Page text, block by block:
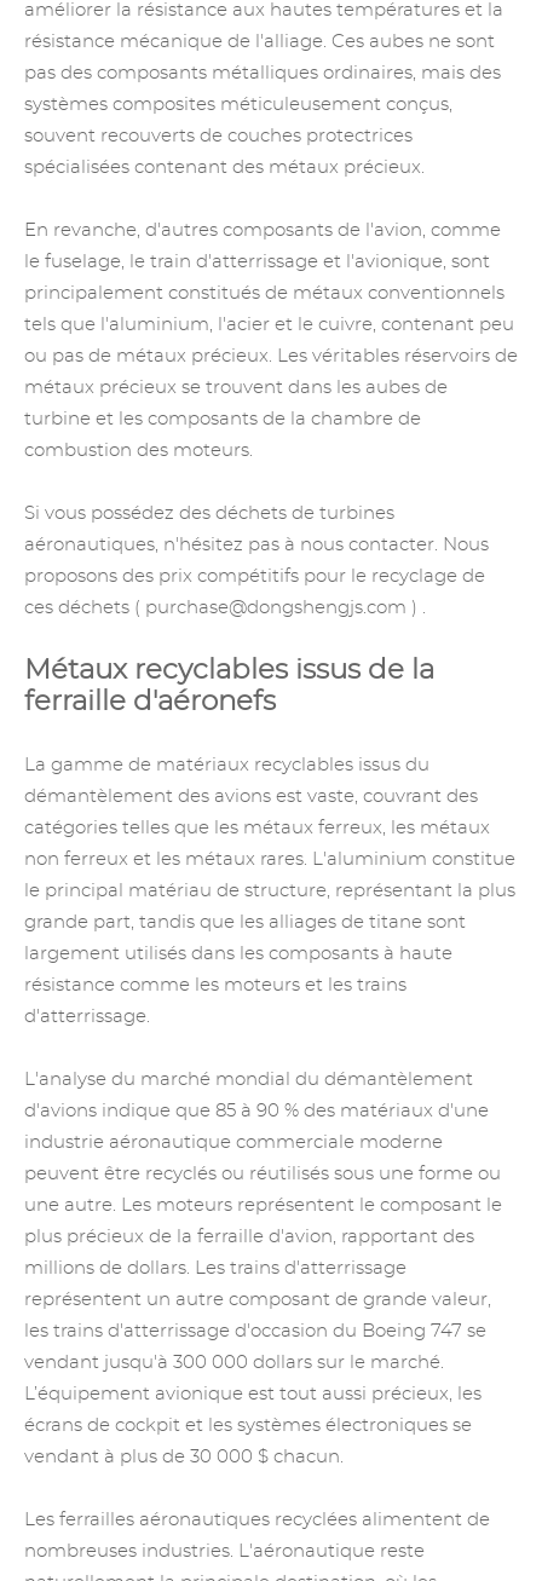
améliorer la résistance aux hautes températures et la
résistance mécanique de l'alliage. Ces aubes ne sont
pas des composants métalliques ordinaires, mais des
systèmes composites méticuleusement conçus,
souvent recouverts de couches protectrices
spécialisées contenant des métaux précieux.
En revanche, d'autres composants de l'avion, comme
le fuselage, le train d'atterrissage et l'avionique, sont
principalement constitués de métaux conventionnels
tels que l'aluminium, l'acier et le cuivre, contenant peu
ou pas de métaux précieux. Les véritables réservoirs de
métaux précieux se trouvent dans les aubes de
turbine et les composants de la chambre de
combustion des moteurs.
Si vous possédez des déchets de turbines
aéronautiques, n'hésitez pas à nous contacter. Nous
proposons des prix compétitifs pour le recyclage de
ces déchets ( purchase@dongshengjs.com ) .
Métaux recyclables issus de la
ferraille d'aéronefs
La gamme de matériaux recyclables issus du
démantèlement des avions est vaste, couvrant des
catégories telles que les métaux ferreux, les métaux
non ferreux et les métaux rares. L'aluminium constitue
le principal matériau de structure, représentant la plus
grande part, tandis que les alliages de titane sont
largement utilisés dans les composants à haute
résistance comme les moteurs et les trains
d'atterrissage.
L'analyse du marché mondial du démantèlement
d'avions indique que 85 à 90 % des matériaux d'une
industrie aéronautique commerciale moderne
peuvent être recyclés ou réutilisés sous une forme ou
une autre. Les moteurs représentent le composant le
plus précieux de la ferraille d'avion, rapportant des
millions de dollars. Les trains d'atterrissage
représentent un autre composant de grande valeur,
les trains d'atterrissage d'occasion du Boeing 747 se
vendant jusqu'à 300 000 dollars sur le marché.
L’équipement avionique est tout aussi précieux, les
écrans de cockpit et les systèmes électroniques se
vendant à plus de 30 000 $ chacun.
Les ferrailles aéronautiques recyclées alimentent de
nombreuses industries. L'aéronautique reste